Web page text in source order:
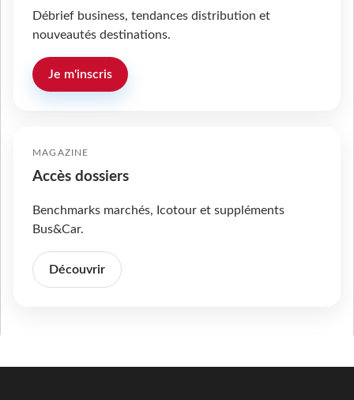
Débrief business, tendances distribution et
nouveautés destinations.
Je m'inscris
MAGAZINE
Accès dossiers
Benchmarks marchés, Icotour et suppléments
Bus&Car.
Découvrir